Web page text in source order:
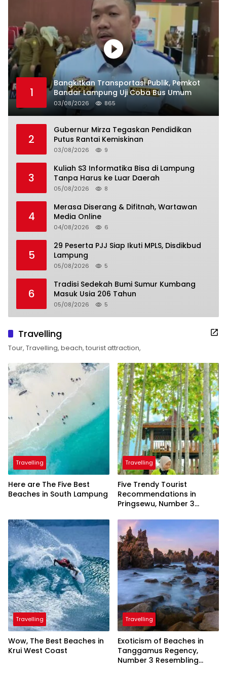
1
Bangkitkan Transportasi Publik, Pemkot
Bandar Lampung Uji Coba Bus Umum
03/08/2026 865
2
Gubernur Mirza Tegaskan Pendidikan
Putus Rantai Kemiskinan
03/08/2026 9
3
Kuliah S3 Informatika Bisa di Lampung
Tanpa Harus ke Luar Daerah
05/08/2026 8
4
Merasa Diserang & Difitnah, Wartawan
Media Online
04/08/2026 6
5
29 Peserta PJJ Siap Ikuti MPLS, Disdikbud
Lampung
05/08/2026 5
6
Tradisi Sedekah Bumi Sumur Kumbang
Masuk Usia 206 Tahun
05/08/2026 5
Travelling
Tour, Travelling, beach, tourist attraction,
Travelling
Here are The Five Best
Beaches in South Lampung
Travelling
Five Trendy Tourist
Recommendations in
Pringsewu, Number 3
President
Travelling
Wow, The Best Beaches in
Krui West Coast
Travelling
Exoticism of Beaches in
Tanggamus Regency,
Number 3 Resembling